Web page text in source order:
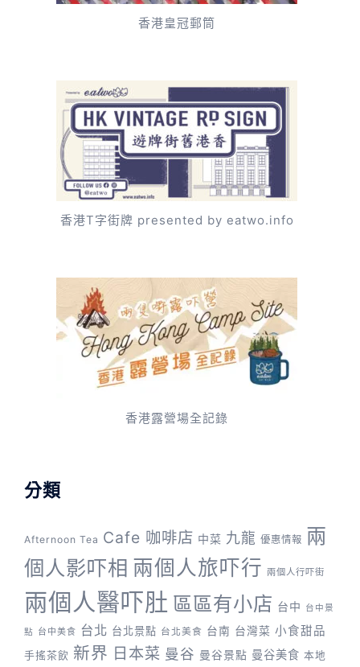
香港皇冠郵筒
香港T字街牌 presented by eatwo.info
香港露營場全記錄
分類
Afternoon Tea Cafe 咖啡店 中菜 九龍 優惠情報 兩
個人影吓相 兩個人旅吓行 兩個人行吓街
兩個人醫吓肚 區區有小店 台中 台中景
點 台中美食 台北 台北景點 台北美食 台南 台灣菜 小食甜品
手搖茶飲 新界 日本菜 曼谷 曼谷景點 曼谷美食 本地